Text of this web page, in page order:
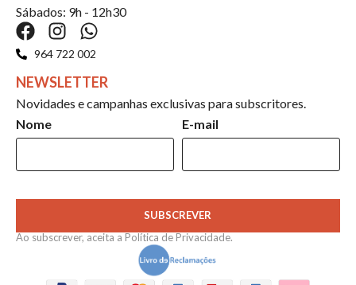
Sábados: 9h - 12h30
964 722 002
NEWSLETTER
Novidades e campanhas exclusivas para subscritores.
Nome
E-mail
SUBSCREVER
Ao subscrever, aceita a Política de Privacidade.